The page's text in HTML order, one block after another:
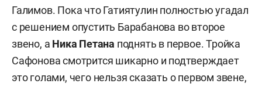
Галимов. Пока что Гатиятулин полностью угадал
с решением опустить Барабанова во второе
звено, а Ника Петана поднять в первое. Тройка
Сафонова смотрится шикарно и подтверждает
это голами, чего нельзя сказать о первом звене,